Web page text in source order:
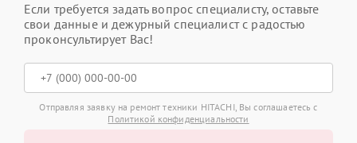
Если требуется задать вопрос специалисту, оставьте
свои данные и дежурный специалист с радостью
проконсультирует Вас!
Отправляя заявку на ремонт техники HITACHI, Вы соглашаетесь с
Политикой конфиденциальности